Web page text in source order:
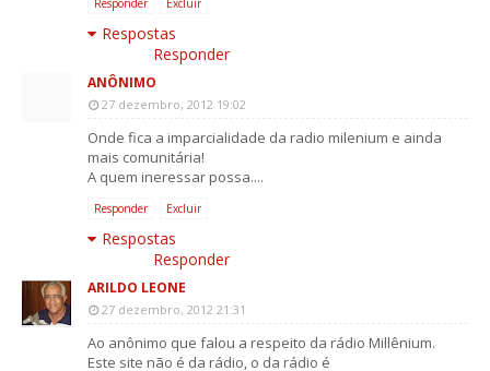
Responder Excluir
Respostas
Responder
ANÔNIMO
27 dezembro, 2012 19:02
Onde fica a imparcialidade da radio milenium e ainda
mais comunitária!
A quem ineressar possa....
Responder Excluir
Respostas
Responder
ARILDO LEONE
27 dezembro, 2012 21:31
Ao anônimo que falou a respeito da rádio Millênium.
Este site não é da rádio, o da rádio é